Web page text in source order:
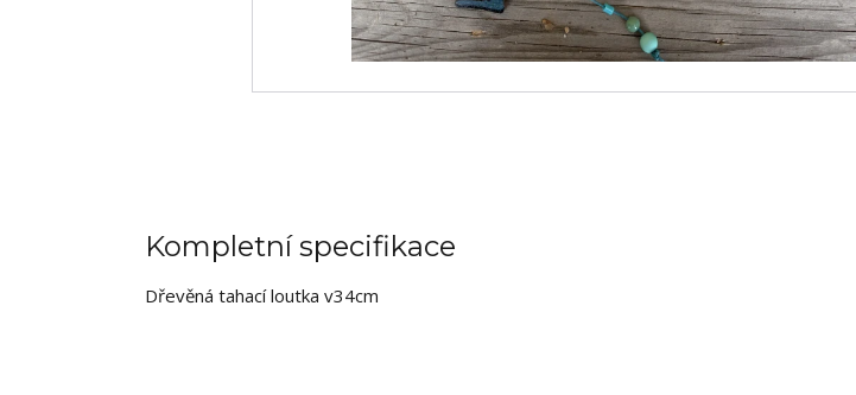
Kompletní specifikace
Dřevěná tahací loutka v34cm